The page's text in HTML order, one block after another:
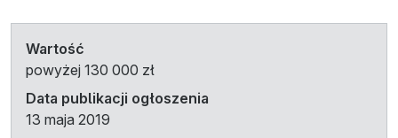
Wartość
powyżej 130 000 zł
Data publikacji ogłoszenia
13 maja 2019